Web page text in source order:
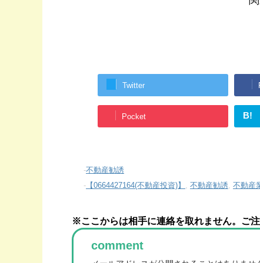
Twitter
Pocket B!
-不動産勧誘
- 【0664427164(不動産投資)】 , 不動産勧誘, 不動産
※ここからは相手に連絡を取れません。ご注
comment